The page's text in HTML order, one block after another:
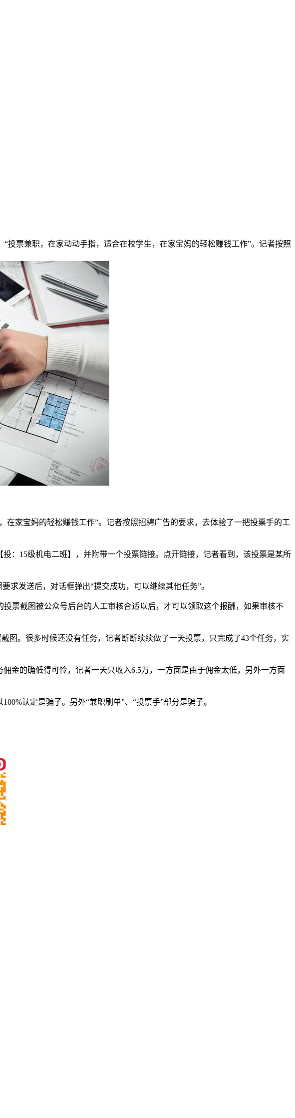
投票兼职，在家动动手指，适合在校学生，在家宝妈的轻松赚钱工作”。记者按照
家宝妈的轻松赚钱工作”。记者按照招骋广告的要求，去体验了一把投票手的工
：15级机电二班】，并附带一个投票链接。点开链接，记者看到，该投票是某所
求发送后，对话框弹出“提交成功，可以继续其他任务”。
票截图被公众号后台的人工审核合适以后，才可以领取这个报酬，如果审核不
图。很多时候还没有任务，记者断断续续做了一天投票，只完成了43个任务，实
金的确低得可怜，记者一天只收入6.5万，一方面是由于佣金太低，另外一方面
认定是骗子。另外“兼职刷单”、“投票手”部分是骗子。